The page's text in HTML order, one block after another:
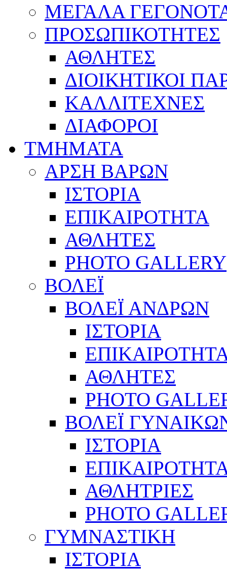
ΜΕΓΑΛΑ
ΠΡΟΣΩΠΙΚΟΤΗΤΕΣ
ΑΘΛΗΤΕΣ
ΔΙΟΙΚΗΤΙΚΟΙ
ΚΑΛΛΙΤΕΧΝΕΣ
ΔΙΑΦΟΡΟΙ
ΤΜΗΜΑΤΑ
ΑΡΣΗ ΒΑΡΩΝ
ΙΣΤΟΡΙΑ
ΕΠΙΚΑΙΡΟΤΗΤΑ
ΑΘΛΗΤΕΣ
PHOTO GALLERY
ΒΟΛΕΪ
ΒΟΛΕΪ ΑΝΔΡΩΝ
ΙΣΤΟΡΙΑ
ΑΘΛΗΤΕΣ
PHOTO
ΒΟΛΕΪ
ΙΣΤΟΡΙΑ
ΑΘΛΗΤΡΙΕΣ
PHOTO
ΓΥΜΝΑΣΤΙΚΗ
ΙΣΤΟΡΙΑ